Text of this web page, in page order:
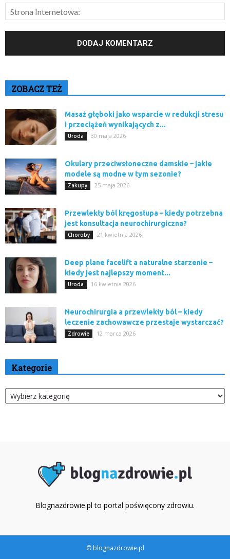
ZOBACZ TEŻ
Masaż głęboki jako wsparcie w redukcji stresu
i przeciążeń wynikających z...
Uroda 30 maja 2026
Okulary przeciwsłoneczne damskie – jakie
modele są modne w tym sezonie?
Zakupy 25 maja 2026
Przewlekły ból kręgosłupa – kiedy potrzebna
jest konsultacja neurochirurgiczna?
Choroby 21 kwietnia 2026
Deep plane facelift a naturalne starzenie –
kiedy jest najlepszy moment...
Uroda 16 kwietnia 2026
Neurochirurgia a przewlekły ból – kiedy
leczenie zachowawcze przestaje wystarczać?
Zdrowie 12 marca 2026
Kategorie
Kategorie
Blognazdrowie.pl to portal poświęcony zdrowiu.
© blognazdrowie.pl